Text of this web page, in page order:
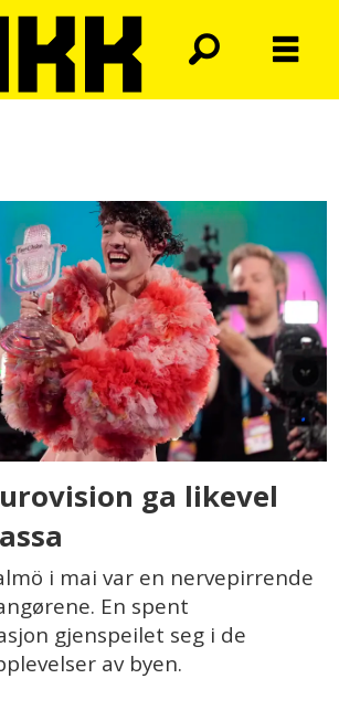
ga likevel
i mai var en nervepirrende
En spent
gjenspeilet seg i de
av byen.